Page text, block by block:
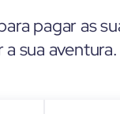
pagar as
sua aventura.